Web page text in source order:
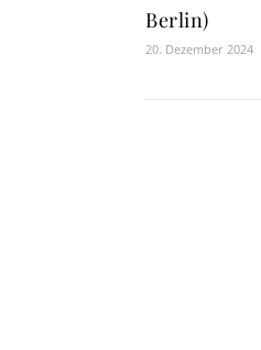
Berlin)
20. Dezember 2024